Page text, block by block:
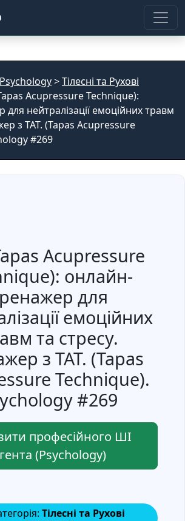
Psychology>Тілесні та Рухові
Acupressure Technique):
нейтралізації емоційних травм
з TAT. (Tapas Acupressure
#269
Acupressure
онлайн-
для
емоційних
та стресу.
з TAT. (Tapas
Technique).
#269
професійного ШІ
(Psychology)
Тілесні та Рухові